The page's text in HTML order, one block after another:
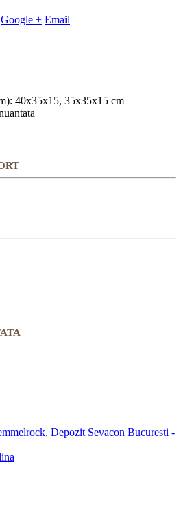
Google + Email
40x35x15, 35x35x15 cm